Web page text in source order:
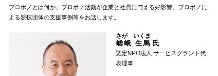
プロボノとは何か、プロボノ活動が企業と社員に与える好影響、プロボノに
よる競技団体の支援事例等をお話します。
嵯峨 生馬
さが いくま
氏
認定NPO法人 サービスグラント代
表理事